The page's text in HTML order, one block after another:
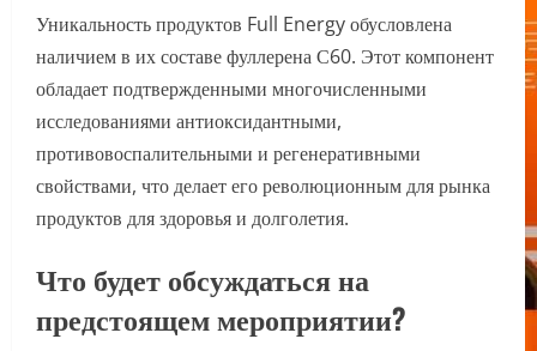
Уникальность продуктов Full Energy обусловлена
наличием в их составе фуллерена С60. Этот компонент
обладает подтвержденными многочисленными
исследованиями антиоксидантными,
противовоспалительными и регенеративными
свойствами, что делает его революционным для рынка
продуктов для здоровья и долголетия.
Что будет обсуждаться на
предстоящем мероприятии?